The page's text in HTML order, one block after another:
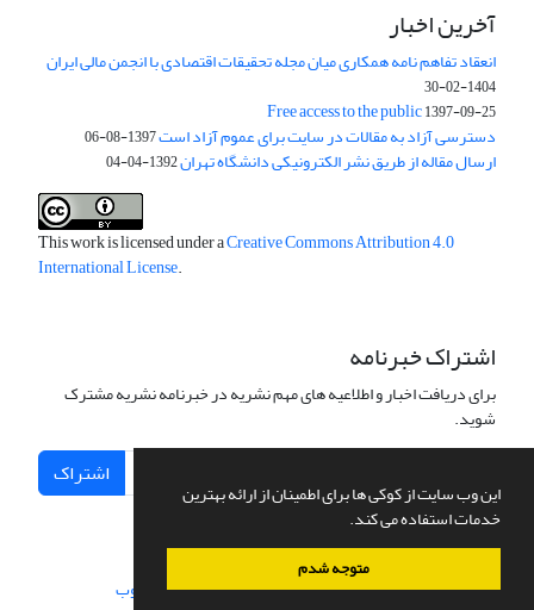
این وب سایت از کوکی ها برای اطمینان از ارائه بهترین
خدمات استفاده می کند.
متوجه شدم
آخرین اخبار
انعقاد تفاهم نامه همکاری میان مجله تحقیقات اقتصادی با انجمن مالی ایران
1404-02-30
Free access to the public1397-09-25
دسترسی آزاد به مقالات در سایت برای عموم آزاد است1397-08-06
ارسال مقاله از طریق نشر الکترونیکی دانشگاه تهران1392-04-04
This work is licensed under aCreative Commons Attribution 4.0
International License.
اشتراک خبرنامه
برای دریافت اخبار و اطلاعیه های مهم نشریه در خبرنامه نشریه مشترک
شوید.
اشتراک
سامانه مدیریت نشریات علمی.طراحی و پیاده سازی از سیناوب